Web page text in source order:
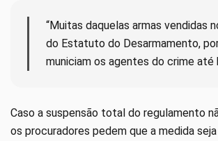
“Muitas daquelas armas vendidas
do Estatuto do Desarmamento,
municiam os agentes do crime até
Caso a suspensão total do regulamento
os procuradores pedem que a medida